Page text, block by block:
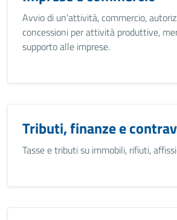
Avvio di un’attività, commercio,
concessioni per attività produttive,
supporto alle imprese.
Tributi, finanze e
Tasse e tributi su immobili, rifiuti,